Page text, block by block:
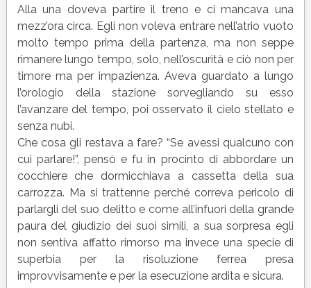
Alla una doveva partire il treno e ci mancava una
mezz’ora circa. Egli non voleva entrare nell’atrio vuoto
molto tempo prima della partenza, ma non seppe
rimanere lungo tempo, solo, nell’oscurità e ciò non per
timore ma per impazienza. Aveva guardato a lungo
l’orologio della stazione sorvegliando su esso
l’avanzare del tempo, poi osservato il cielo stellato e
senza nubi.
Che cosa gli restava a fare? “Se avessi qualcuno con
cui parlare!”, pensò e fu in procinto di abbordare un
cocchiere che dormicchiava a cassetta della sua
carrozza. Ma si trattenne perché correva pericolo di
parlargli del suo delitto e come all’infuori della grande
paura del giudizio dei suoi simili, a sua sorpresa egli
non sentiva affatto rimorso ma invece una specie di
superbia per la risoluzione ferrea presa
improvvisamente e per la esecuzione ardita e sicura.